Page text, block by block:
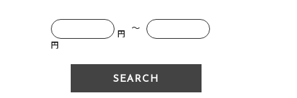
円 ～
円